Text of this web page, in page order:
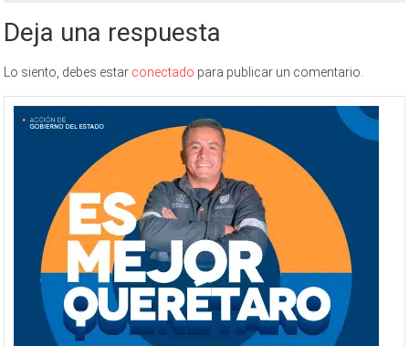
Deja una respuesta
Lo siento, debes estar conectado para publicar un comentario.